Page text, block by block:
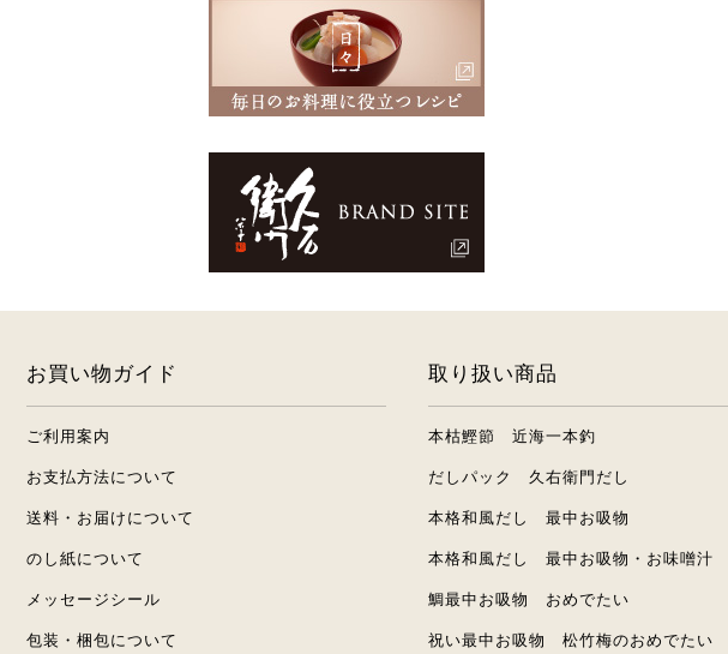
お買い物ガイド
ご利用案内
お支払方法について
送料・お届けについて
のし紙について
メッセージシール
包装・梱包について
取り扱い商品
本枯鰹節 近海一本釣
だしパック 久右衛門だし
本格和風だし 最中お吸物
本格和風だし 最中お吸物・お味噌汁
鯛最中お吸物 おめでたい
祝い最中お吸物 松竹梅のおめでたい